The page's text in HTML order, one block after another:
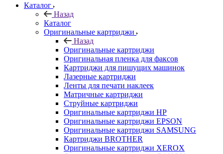
Каталог
Назад
Каталог
Оригинальные картриджи
Назад
Оригинальные картриджи
Оригинальная пленка для факсов
Картриджи для пишущих машинок
Лазерные картриджи
Ленты для печати наклеек
Матричные картриджи
Струйные картриджи
Оригинальные картриджи HP
Оригинальные картриджи EPSON
Оригинальные картриджи SAMSUNG
Картриджи BROTHER
Оригинальные картриджи XEROX